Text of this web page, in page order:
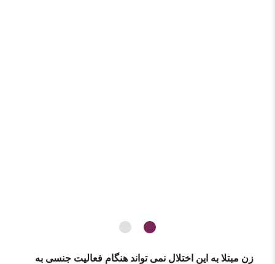
زن مبتلا به این اختلال نمی تواند هنگام فعالیت جنسی به